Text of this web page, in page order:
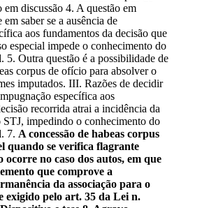
discussão 4. A questão em
em saber se a ausência de
aos fundamentos da decisão que
especial impede o conhecimento do
5. Outra questão é a possibilidade de
corpus de ofício para absolver o
imputados. III. Razões de decidir
específica aos
recorrida atrai a incidência da
STJ, impedindo o conhecimento do
7. A concessão de habeas corpus
quando se verifica flagrante
ocorre no caso dos autos, em que
que comprove a
da associação para o
exigido pelo art. 35 da Lei n.